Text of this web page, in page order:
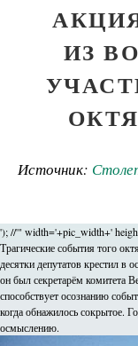
ИЗ
Источник:
'); //'" width='+pic_width+'
Трагические события того
десятки депутатов крестил
он был секретарём комитета
способствует осознанию
когда обнажилось сокрытое.
осмыслению.